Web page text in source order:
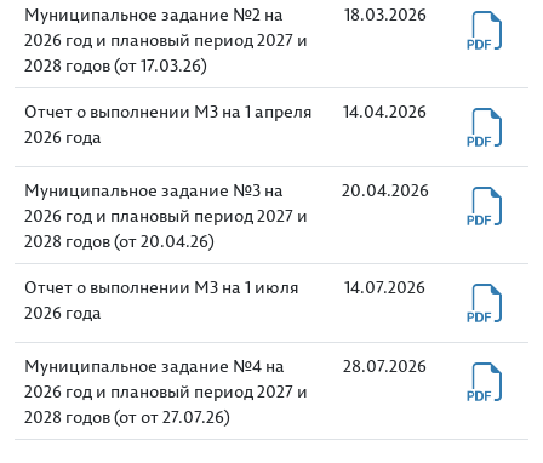
Муниципальное задание №2 на
2026 год и плановый период 2027 и
2028 годов (от 17.03.26)
18.03.2026
Отчет о выполнении МЗ на 1 апреля
2026 года
14.04.2026
Муниципальное задание №3 на
2026 год и плановый период 2027 и
2028 годов (от 20.04.26)
20.04.2026
Отчет о выполнении МЗ на 1 июля
2026 года
14.07.2026
Муниципальное задание №4 на
2026 год и плановый период 2027 и
2028 годов (от от 27.07.26)
28.07.2026